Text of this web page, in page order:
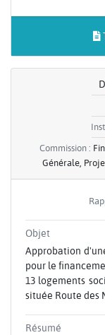
Commission :
Générale,
Objet
Approbation
pour le
13 logements
située Route des
Résumé